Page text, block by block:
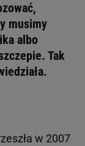
musimy
albo
Tak
w 2007